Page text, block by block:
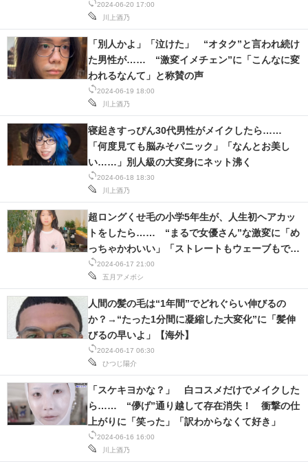
2024-06-20 17:00
川上酒乃
2024-06-19 18:00
川上酒乃
「別人かよ」「泣けた」 “オタク”と言われ続け
た男性が…… “激変イメチェン”に「こんなに変
われるなんて」と称賛の声
2024-06-18 18:30
川上酒乃
寝起きすっぴん30代男性がメイクしたら……
「何度見ても脳みそパニック」「なんとお美し
い……」別人級の大変身にネット沸く
2024-06-17 21:00
五月アメボシ
超ロングくせ毛の小学5年生が、人生初ヘアカッ
トをしたら…… “まるで女優さん”な激変に「め
っちゃかわいい」「ストレートもウェーブもでき
るなんて」
2024-06-17 06:30
ひつじ陽介
人間の髪の毛は“1年間”でどれぐらい伸びるの
か？→“たった1分間に凝縮した大変化”に「髪伸
びるの早いよ」【海外】
2024-06-16 16:00
川上酒乃
「スケキヨかな？」 白コスメだけでメイクした
ら…… “儚げ”通り越して存在消失！ 衝撃の仕
上がりに「笑った」「訳わからなくて好き」